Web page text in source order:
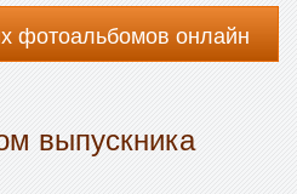
фотоальбомов онлайн
выпускника